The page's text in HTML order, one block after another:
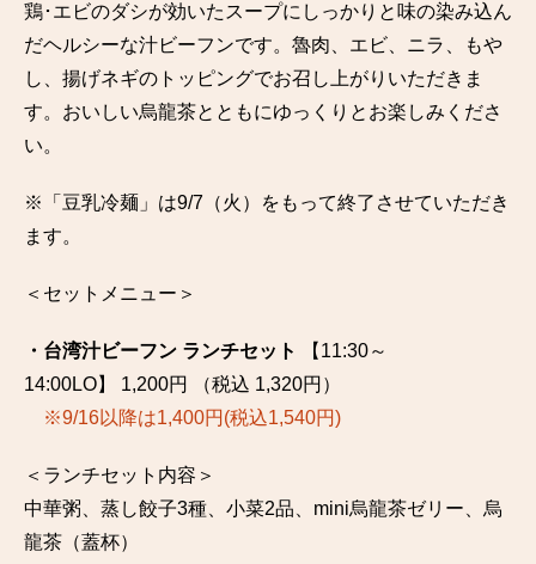
鶏･エビのダシが効いたスープにしっかりと味の染み込ん
だヘルシーな汁ビーフンです。魯肉、エビ、ニラ、もや
し、揚げネギのトッピングでお召し上がりいただきま
す。おいしい烏龍茶とともにゆっくりとお楽しみくださ
い。
※「豆乳冷麺」は9/7（火）をもって終了させていただき
ます。
＜セットメニュー＞
・台湾汁ビーフン ランチセット
【11:30～
14:00LO】 1,200円 （税込 1,320円）
※9/16以降は1,400円(税込1,540円)
＜ランチセット内容＞
中華粥、蒸し餃子3種、小菜2品、mini烏龍茶ゼリー、烏
龍茶（蓋杯）